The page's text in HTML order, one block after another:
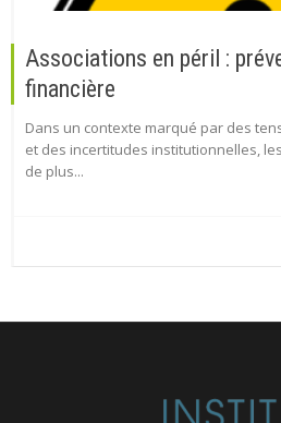
Associations en péril :
financière
Dans un contexte marqué par des
et des incertitudes institutionnelles,
de plus...